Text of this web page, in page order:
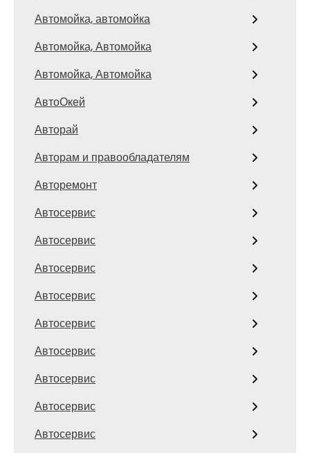
Автомойка, автомойка
Автомойка, Автомойка
Автомойка, Автомойка
АвтоОкей
Авторай
Авторам и правообладателям
Авторемонт
Автосервис
Автосервис
Автосервис
Автосервис
Автосервис
Автосервис
Автосервис
Автосервис
Автосервис